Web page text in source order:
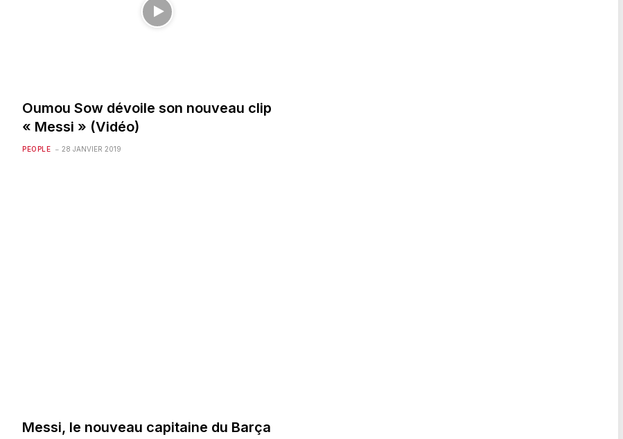
Oumou Sow dévoile son nouveau clip
« Messi » (Vidéo)
PEOPLE 28 JANVIER 2019
Messi, le nouveau capitaine du Barça